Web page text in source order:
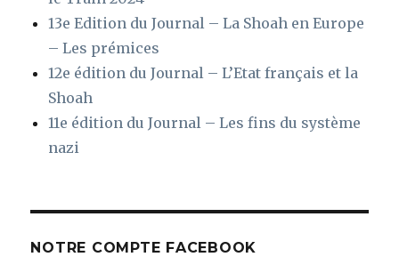
13e Edition du Journal – La Shoah en Europe
– Les prémices
12e édition du Journal – L’Etat français et la
Shoah
11e édition du Journal – Les fins du système
nazi
NOTRE COMPTE FACEBOOK